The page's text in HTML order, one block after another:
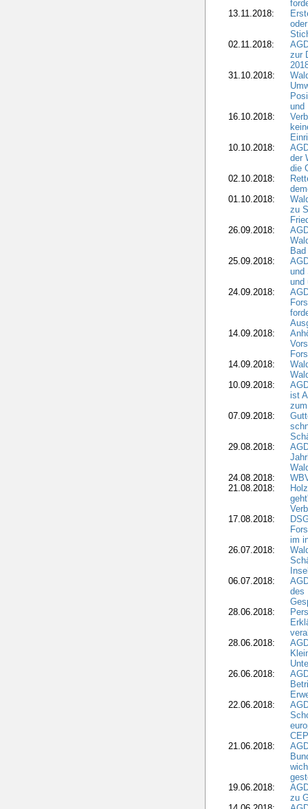
13.11.2018:
02.11.2018:
zur
31.10.2018:
und
16.10.2018:
10.10.2018:
der
die
02.10.2018:
01.10.2018:
zu
26.09.2018:
25.09.2018:
und
und
24.09.2018:
14.09.2018:
14.09.2018:
10.09.2018:
ist
07.09.2018:
29.08.2018:
24.08.2018:
21.08.2018:
17.08.2018:
im
26.07.2018:
06.07.2018:
des
28.06.2018:
28.06.2018:
26.06.2018:
22.06.2018:
21.06.2018:
19.06.2018:
zu